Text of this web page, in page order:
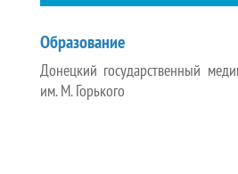
Образование
Донецкий государственный
им. М. Горького